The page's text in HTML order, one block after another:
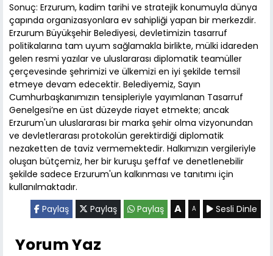
Sonuç: Erzurum, kadim tarihi ve stratejik konumuyla dünya
çapında organizasyonlara ev sahipliği yapan bir merkezdir.
Erzurum Büyükşehir Belediyesi, devletimizin tasarruf
politikalarına tam uyum sağlamakla birlikte, mülki idareden
gelen resmi yazılar ve uluslararası diplomatik teamüller
çerçevesinde şehrimizi ve ülkemizi en iyi şekilde temsil
etmeye devam edecektir. Belediyemiz, Sayın
Cumhurbaşkanımızın tensipleriyle yayımlanan Tasarruf
Genelgesi’ne en üst düzeyde riayet etmekte; ancak
Erzurum'un uluslararası bir marka şehir olma vizyonundan
ve devletlerarası protokolün gerektirdiği diplomatik
nezaketten de taviz vermemektedir. Halkımızın vergileriyle
oluşan bütçemiz, her bir kuruşu şeffaf ve denetlenebilir
şekilde sadece Erzurum'un kalkınması ve tanıtımı için
kullanılmaktadır.
Paylaş
Paylaş Paylaş A A Sesli Dinle
Yorum Yaz